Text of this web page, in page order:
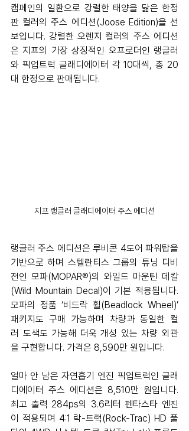
캠페인의 일환으로 강렬한 태양을 닮은 한정
판 컬러의 주스 에디션(Joose Edition)을 선
보입니다. 강렬한 오렌지 컬러의 주스 에디션
은 지프의 가장 상징적인 오프로더인 랭글러
와 픽업트럭 글래디에이터 각 10대씩, 총 20
대 한정으로 판매됩니다.
지프 랭글러 글래디에이터 주스 에디션
랭글러 주스 에디션은 루비콘 4도어 파워탑을
기반으로 하며 스텔란티스 그룹의 튜닝 디비
전인 모파(MOPAR®)의 와일드 마운틴 데칼
(Wild Mountain Decal)이 기본 적용됩니다.
모파의 정품 ‘비드락 휠(Beadlock Wheel)’
패키지도 구매 가능하며 차량과 동일한 컬
러 도색도 가능해 더욱 개성 있는 차량 외관
을 구현합니다. 가격은 8,590만 원입니다.
얼마 안 남은 자연흡기 엔진 픽업트럭인 글래
디에이터 주스 에디션은 8,510만 원입니다.
최고 출력 284ps의 3.6리터 펜타스타 엔진
이 적용되며 4:1 락-트랙(Rock-Trac) HD 풀